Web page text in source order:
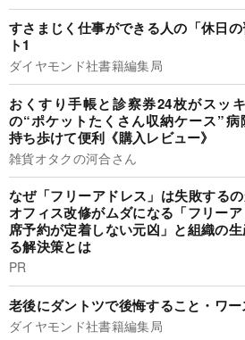
すさまじく仕事ができる人の「休日
ト1
ダイヤモンド社書籍編集局
おくすり手帳と診察券24枚がスッ
の“ポケットたくさん収納ケース”病
持ち歩けて便利《購入レビュー》
雑貨オタクの河合さん
なぜ「フリーアドレス」は失敗する
オフィス改修がムダになる「フリー
席予約が定着しない元凶」と組織の
る解決策とは
PR
老後にダントツで後悔すること・ワー
ダイヤモンド社書籍編集局